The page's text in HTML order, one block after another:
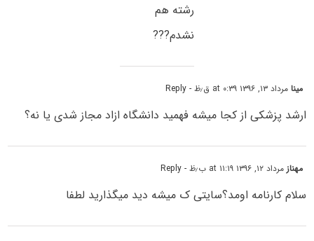
رشته هم
نشدم???
مینامرداد ۱۳, ۱۳۹۶ at ۰:۳۹ ق٫ظ - Reply
ارشد پزشکی از کجا میشه فهمید دانشگاه ازاد مجاز شدی یا نه؟
مهناز مرداد ۱۲, ۱۳۹۶ at ۱۱:۱۹ ب٫ظ - Reply
سلام کارنامه اومد؟سایتی ک میشه دید میگذارید لطفا